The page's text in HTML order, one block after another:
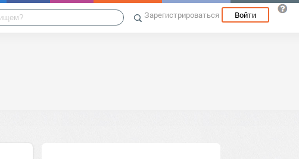
Зарегистрироваться Войти